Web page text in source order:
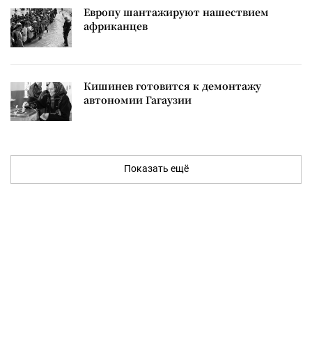
Европу шантажируют нашествием
африканцев
Кишинев готовится к демонтажу
автономии Гагаузии
Показать ещё